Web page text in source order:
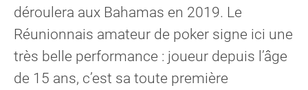
déroulera aux Bahamas en 2019. Le
Réunionnais amateur de poker signe ici une
très belle performance : joueur depuis l’âge
de 15 ans, c’est sa toute première